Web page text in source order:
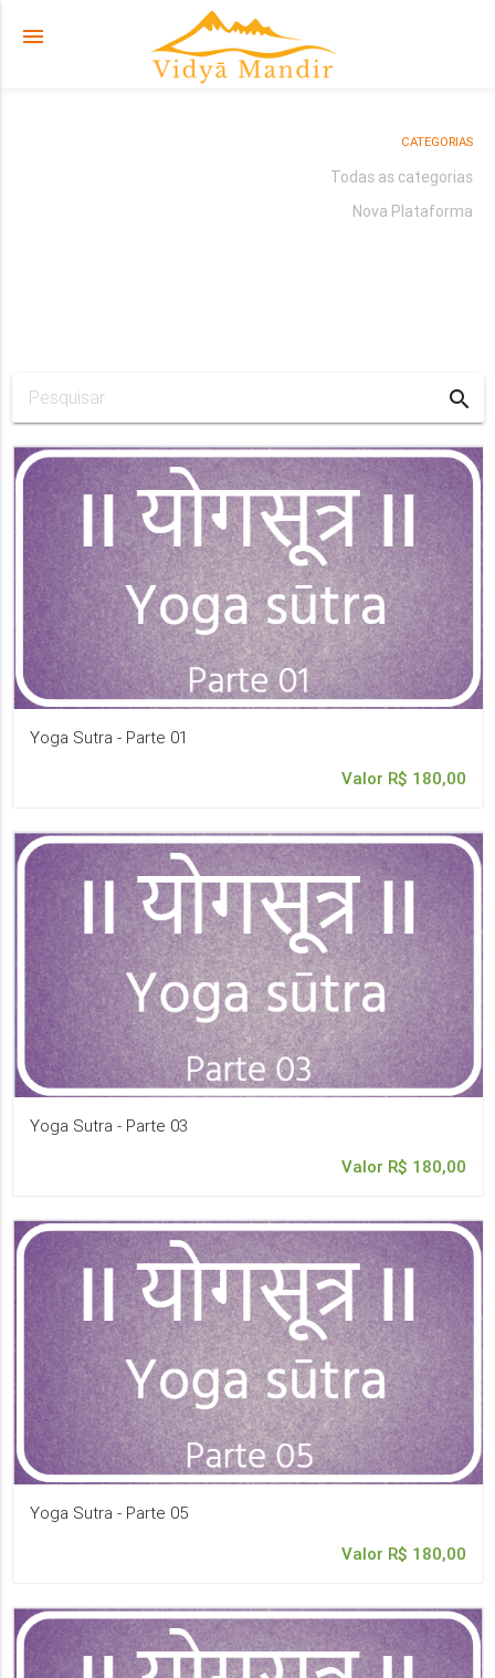
menu
CATEGORIAS
Todas as categorias
Nova Plataforma
search
Yoga Sutra - Parte 01
Valor R$ 180,00
Yoga Sutra - Parte 03
Valor R$ 180,00
Yoga Sutra - Parte 05
Valor R$ 180,00